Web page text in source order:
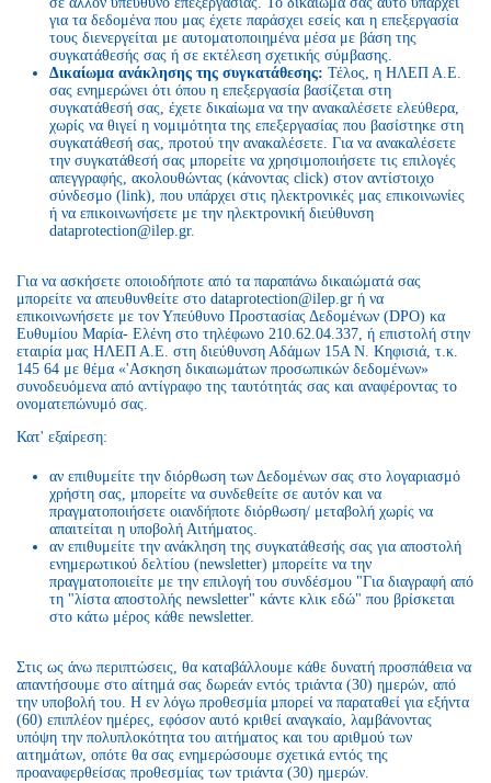
για τα δεδομένα που μας έχετε παράσχει εσείς και η επεξεργασία
τους διενεργείται με αυτοματοποιημένα μέσα με βάση της
συγκατάθεσής σας ή σε εκτέλεση σχετικής σύμβασης.
Δικαίωμα ανάκλησης της συγκατάθεσης: Τέλος, η ΗΛΕΠ Α.Ε.
σας ενημερώνει ότι όπου η επεξεργασία βασίζεται στη
συγκατάθεσή σας, έχετε δικαίωμα να την ανακαλέσετε ελεύθερα,
χωρίς να θιγεί η νομιμότητα της επεξεργασίας που βασίστηκε στη
συγκατάθεσή σας, προτού την ανακαλέσετε. Για να ανακαλέσετε
την συγκατάθεσή σας μπορείτε να χρησιμοποιήσετε τις επιλογές
απεγγραφής, ακολουθώντας (κάνοντας click) στον αντίστοιχο
σύνδεσμο (link), που υπάρχει στις ηλεκτρονικές μας επικοινωνίες
ή να επικοινωνήσετε με την ηλεκτρονική διεύθυνση
dataprotection@ilep.gr.
Για να ασκήσετε οποιοδήποτε από τα παραπάνω δικαιώματά σας
μπορείτε να απευθυνθείτε στο dataprotection@ilep.gr ή να
επικοινωνήσετε με τον Υπεύθυνο Προστασίας Δεδομένων (DPO) κα
Ευθυμίου Μαρία- Ελένη στο τηλέφωνο 210.62.04.337, ή επιστολή στην
εταιρία μας ΗΛΕΠ Α.Ε. στη διεύθυνση Αδάμων 15Α Ν. Κηφισιά, τ.κ.
145 64 με θέμα «'Aσκηση δικαιωμάτων προσωπικών δεδομένων»
συνοδευόμενα από αντίγραφο της ταυτότητάς σας και αναφέροντας το
ονοματεπώνυμό σας.
Κατ' εξαίρεση:
αν επιθυμείτε την διόρθωση των Δεδομένων σας στο λογαριασμό
χρήστη σας, μπορείτε να συνδεθείτε σε αυτόν και να
πραγματοποιήσετε οιανδήποτε διόρθωση/ μεταβολή χωρίς να
απαιτείται η υποβολή Αιτήματος.
αν επιθυμείτε την ανάκληση της συγκατάθεσής σας για αποστολή
ενημερωτικού δελτίου (newsletter) μπορείτε να την
πραγματοποιείτε με την επιλογή του συνδέσμου "Για διαγραφή από
τη "λίστα αποστολής newsletter" κάντε κλικ εδώ" που βρίσκεται
στο κάτω μέρος κάθε newsletter.
Στις ως άνω περιπτώσεις, θα καταβάλλουμε κάθε δυνατή προσπάθεια να
απαντήσουμε στο αίτημά σας δωρεάν εντός τριάντα (30) ημερών, από
την υποβολή του. Η εν λόγω προθεσμία μπορεί να παραταθεί για εξήντα
(60) επιπλέον ημέρες, εφόσον αυτό κριθεί αναγκαίο, λαμβάνοντας
υπόψη την πολυπλοκότητα του αιτήματος και του αριθμού των
αιτημάτων, οπότε θα σας ενημερώσουμε σχετικά εντός της
προαναφερθείσας προθεσμίας των τριάντα (30) ημερών.